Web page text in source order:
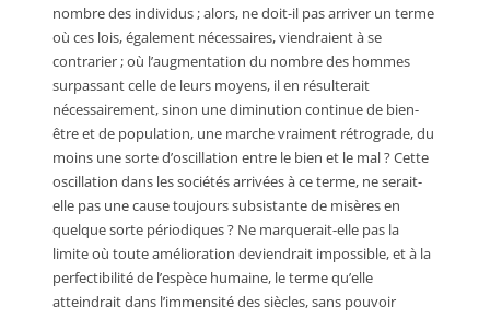
nombre des individus ; alors, ne doit-il pas arriver un terme
où ces lois, également nécessaires, viendraient à se
contrarier ; où l’augmentation du nombre des hommes
surpassant celle de leurs moyens, il en résulterait
nécessairement, sinon une diminution continue de bien-
être et de population, une marche vraiment rétrograde, du
moins une sorte d’oscillation entre le bien et le mal ? Cette
oscillation dans les sociétés arrivées à ce terme, ne serait-
elle pas une cause toujours subsistante de misères en
quelque sorte périodiques ? Ne marquerait-elle pas la
limite où toute amélioration deviendrait impossible, et à la
perfectibilité de l’espèce humaine, le terme qu’elle
atteindrait dans l’immensité des siècles, sans pouvoir